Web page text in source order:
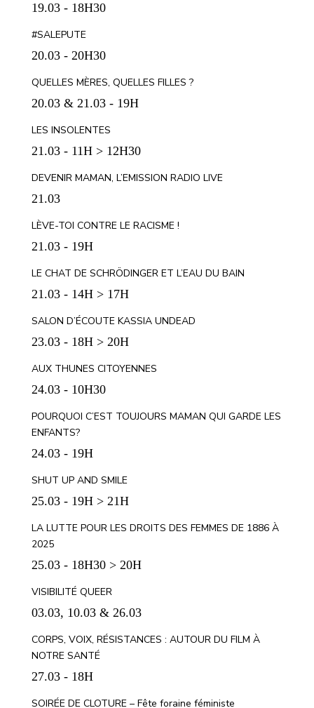
19.03 - 18H30
#SALEPUTE
20.03 - 20H30
QUELLES MÈRES, QUELLES FILLES ?
20.03 & 21.03 - 19H
LES INSOLENTES
21.03 - 11H > 12H30
DEVENIR MAMAN, L’EMISSION RADIO LIVE
21.03
LÈVE-TOI CONTRE LE RACISME !
21.03 - 19H
LE CHAT DE SCHRÖDINGER ET L’EAU DU BAIN
21.03 - 14H > 17H
SALON D’ÉCOUTE KASSIA UNDEAD
23.03 - 18H > 20H
AUX THUNES CITOYENNES
24.03 - 10H30
POURQUOI C’EST TOUJOURS MAMAN QUI GARDE LES
ENFANTS?
24.03 - 19H
SHUT UP AND SMILE
25.03 - 19H > 21H
LA LUTTE POUR LES DROITS DES FEMMES DE 1886 À
2025
25.03 - 18H30 > 20H
VISIBILITÉ QUEER
03.03, 10.03 & 26.03
CORPS, VOIX, RÉSISTANCES : AUTOUR DU FILM À
NOTRE SANTÉ
27.03 - 18H
SOIRÉE DE CLOTURE – Fête foraine féministe